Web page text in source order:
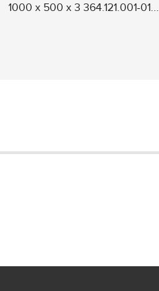
1000 х 500 х 3 364.121.001-01...